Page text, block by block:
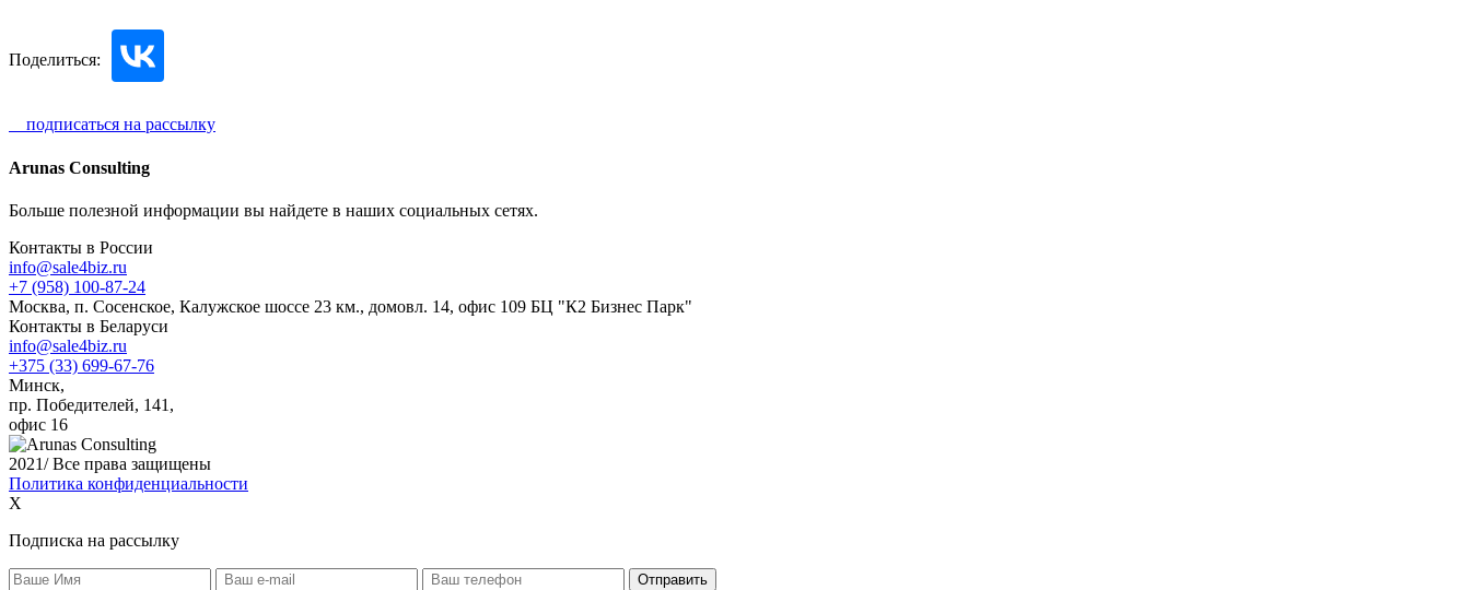
Поделиться:
подписаться на рассылку
Arunas Consulting
Больше полезной информации вы найдете в наших социальных сетях.
Контакты в России
info@sale4biz.ru
+7 (958) 100-87-24
Москва, п. Сосенское, Калужское шоссе 23 км., домовл. 14, офис 109 БЦ "К2 Бизнес Парк"
Контакты в Беларуси
info@sale4biz.ru
+375 (33) 699-67-76
Минск,
пр. Победителей, 141,
офис 16
2021/ Все права защищены
Политика конфиденциальности
X
Подписка на рассылку
Отправить